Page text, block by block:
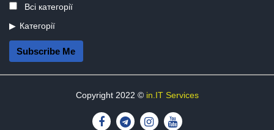
Всі категорії
Категорії
Subscribe Me
Copyright 2022 © in.IT Services